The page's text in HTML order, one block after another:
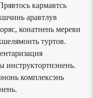
кармавтсь
аравтлув
конатнень мереви
туртов.
инструктортнэнень.
комплексэнь